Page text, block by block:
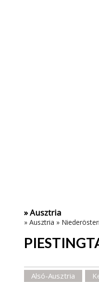
» Ausztria
» Ausztria »
Alsó-Ausztria